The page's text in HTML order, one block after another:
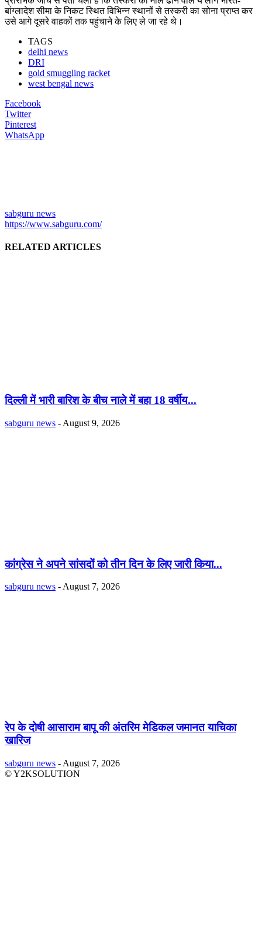
बांग्लादेश सीमा के निकट स्थित विभिन्न स्थानों से तस्करी का सोना प्राप्त कर
उसे आगे दूसरे वाहकों तक पहुंचाने के लिए ले जा रहे थे।
TAGS
delhi news
DRI
gold smuggling racket
west bengal news
Facebook
Twitter
Pinterest
WhatsApp
sabguru news
https://www.sabguru.com/
RELATED ARTICLES
दिल्ली में भारी बारिश के बीच नाले में बहा 18 वर्षीय...
sabguru news - August 9, 2026
कांग्रेस ने अपने सांसदों को तीन दिन के लिए जारी किया...
sabguru news - August 7, 2026
रेप के दोषी आसाराम बापू की अंतरिम मेडिकल जमानत याचिका
खारिज
sabguru news - August 7, 2026
© Y2KSOLUTION